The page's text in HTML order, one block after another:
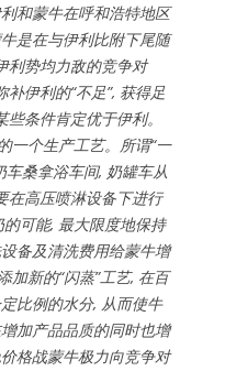
和蒙牛在呼和浩特地区
是在与伊利比附下尾随
利势均力敌的竞争对
伊利的“不足”, 获得足
条件肯定优于伊利。
一个生产工艺。所谓“一
车桑拿浴车间, 奶罐车从
在高压喷淋设备下进行
的可能, 最大限度地保持
备及清洗费用给蒙牛增
加新的“闪蒸”工艺, 在百
比例的水分, 从而使牛
加产品品质的同时也增
格战蒙牛极力向竞争对